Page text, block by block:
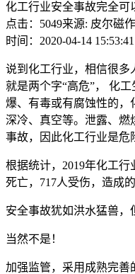
化工行业安全事故完全可
点击：5049来源: 皮尔磁
时间：2020-04-14 15:53:41
说到化工行业，相信很多
就是两个字“高危”， 化
爆、有毒或有腐蚀性的，
深冷、真空等。泄露、燃
事故，因此化工行业是危
根据统计，2019年化工行
死亡，717人受伤，造成
安全事故犹如洪水猛兽，
当然不是！
加强监管，采用成熟完善